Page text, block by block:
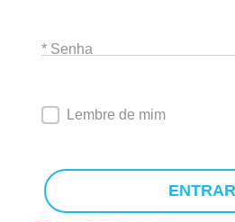
* Senha
Lembre de mim
ENTRAR